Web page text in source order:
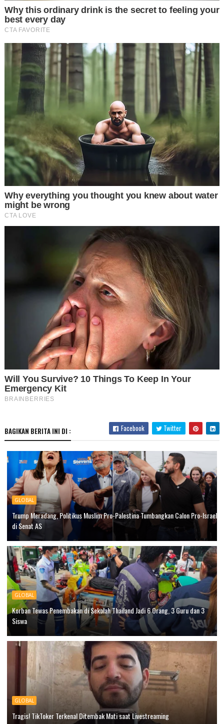
BAGIKAN BERITA INI DI : Facebook Twitter
GLOBAL
Trump Meradang, Politikus Muslim Pro-Palestina Tumbangkan Calon Pro-Israel
di Senat AS
GLOBAL
Korban Tewas Penembakan di Sekolah Thailand Jadi 6 Orang, 3 Guru dan 3
Siswa
GLOBAL
Tragis! TikToker Terkenal Ditembak Mati saat Livestreaming